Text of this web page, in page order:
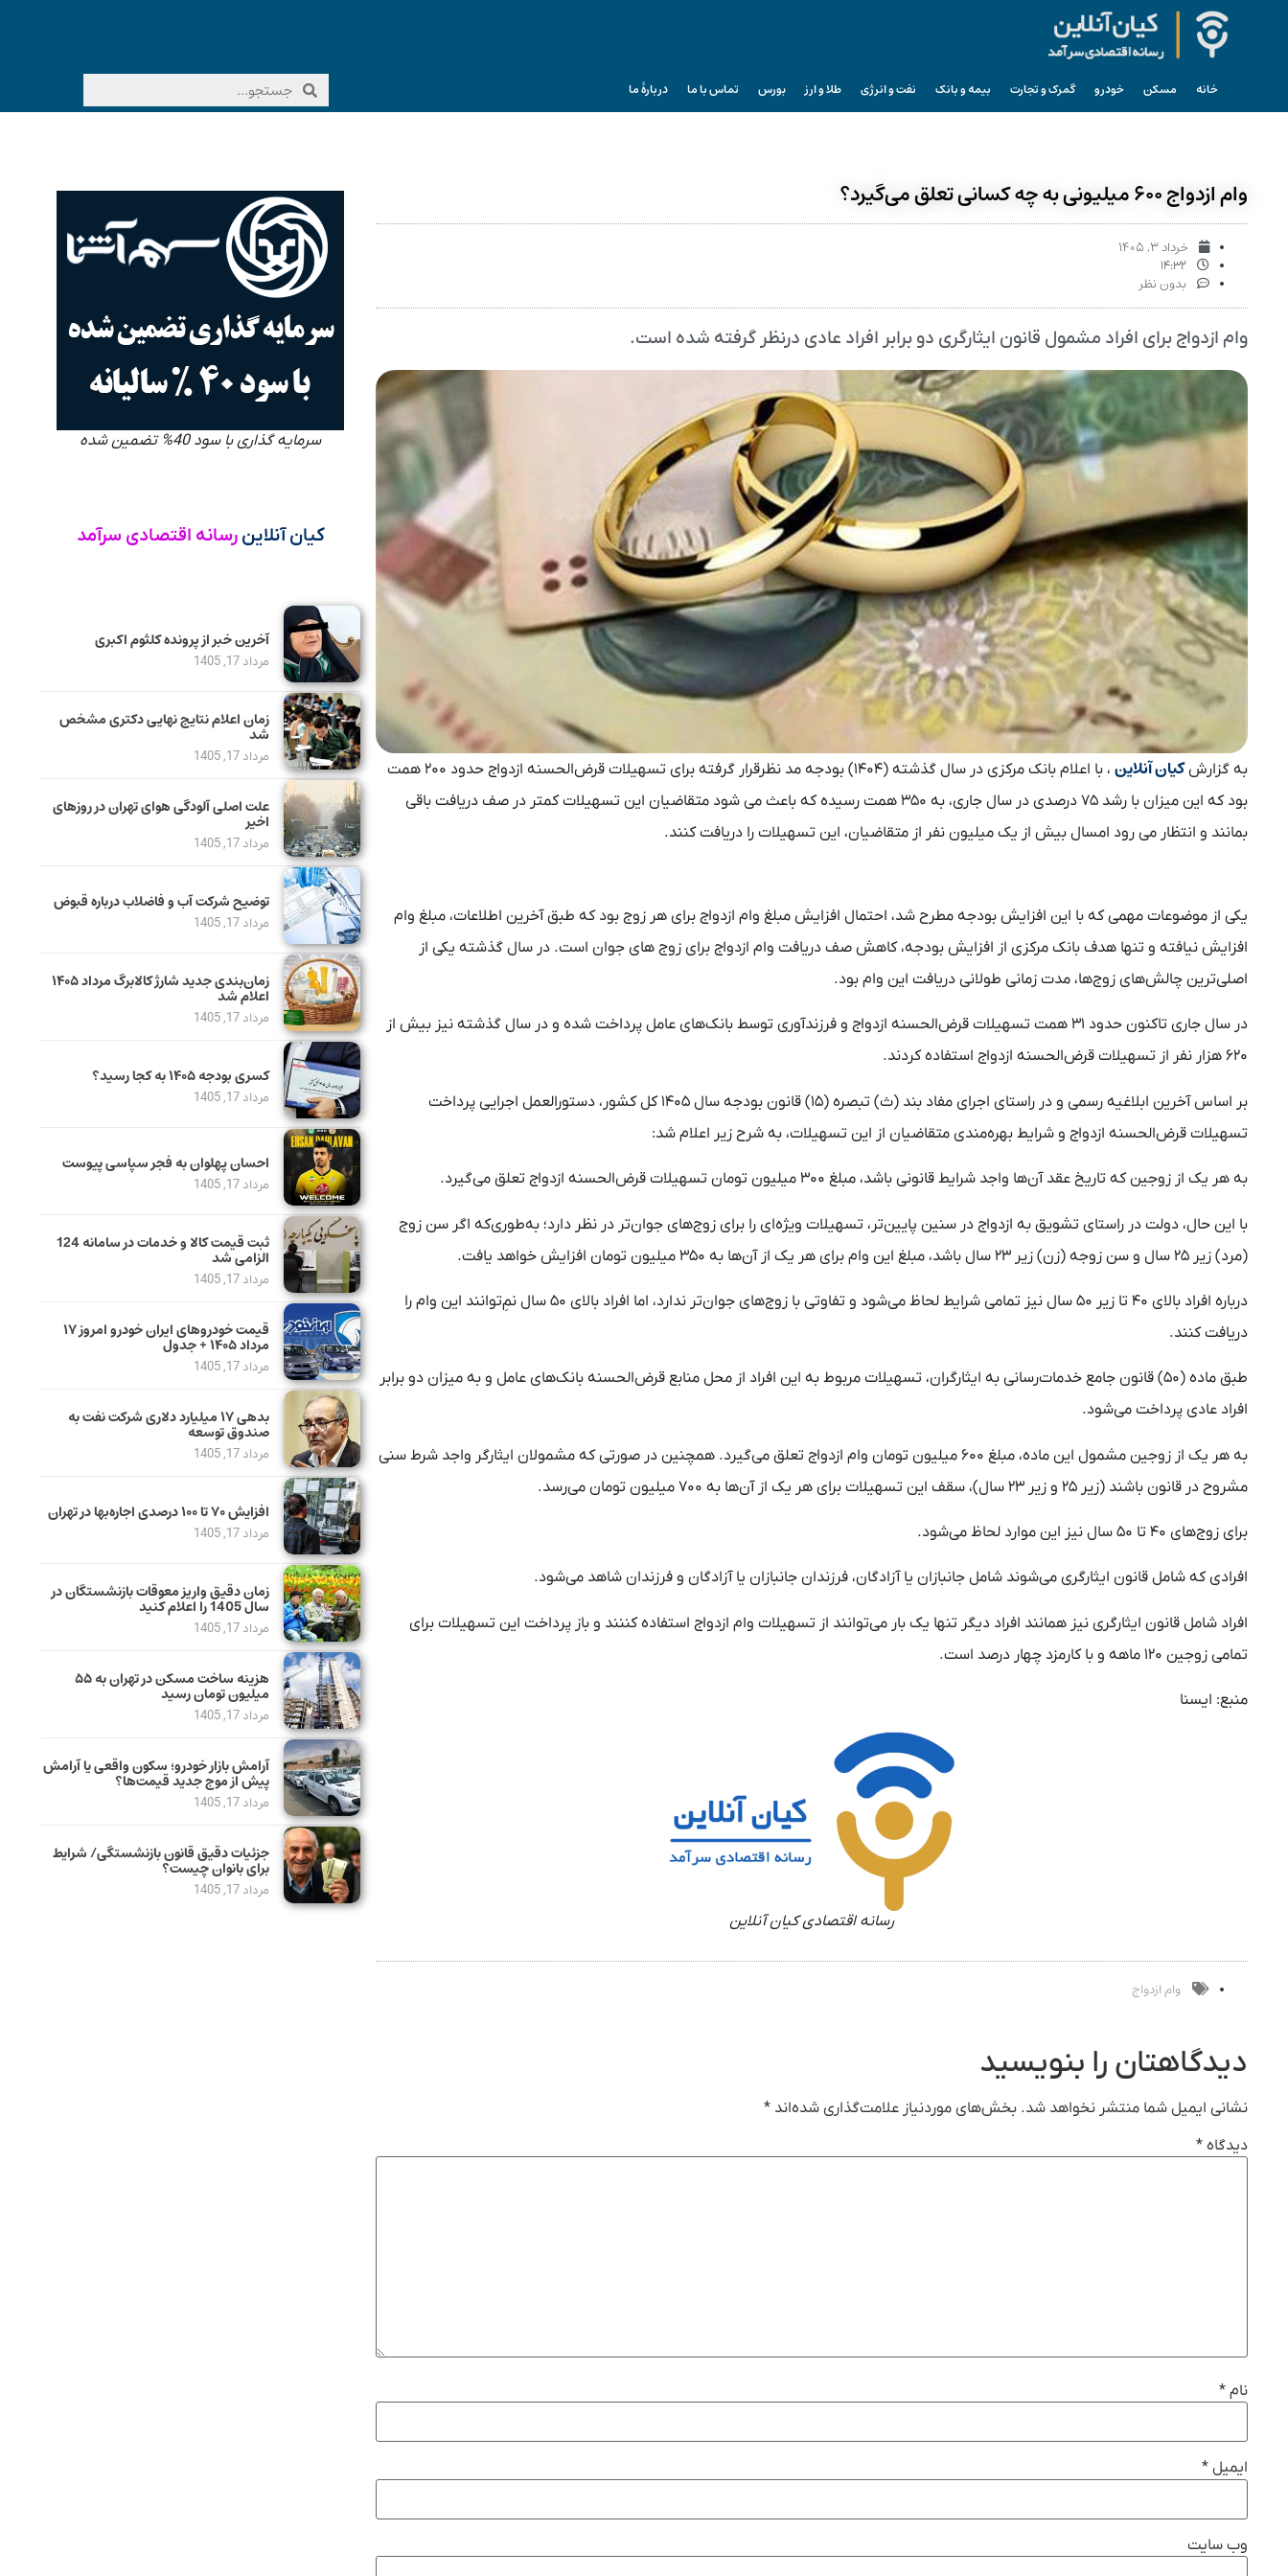
خانه مسکن خودرو گمرک و تجارت بیمه و بانک نفت و انرژی طلا و ارز بورس تماس با ما دربارۀ ما
وام ازدواج ۶۰۰ میلیونی به چه کسانی تعلق می‌گیرد؟
خرداد ۳, ۱۴۰۵
۱۴:۳۲
بدون نظر
وام ازدواج برای افراد مشمول قانون ایثارگری دو برابر افراد عادی درنظر گرفته شده است.
به گزارشکیان آنلاین
، با اعلام بانک مرکزی در سال گذشته (۱۴۰۴) بودجه مد نظرقرار گرفته برای تسهیلات قرض‌الحسنه ازدواج حدود ۲۰۰ همت
بود که این میزان با رشد ۷۵ درصدی در سال جاری، به ۳۵۰ همت رسیده که باعث می شود متقاضیان این تسهیلات کمتر در صف دریافت باقی
بمانند و انتظار می رود امسال بیش از یک میلیون نفر از متقاضیان، این تسهیلات را دریافت کنند.
یکی از موضوعات مهمی که با این افزایش بودجه مطرح شد، احتمال افزایش مبلغ وام ازدواج برای هر زوج بود که طبق آخرین اطلاعات، مبلغ وام
افزایش نیافته و تنها هدف بانک مرکزی از افزایش بودجه، کاهش صف دریافت وام ازدواج برای زوج های جوان است. در سال گذشته یکی از
اصلی‌ترین چالش‌های زوج‌ها، مدت زمانی طولانی دریافت این وام بود.
در سال جاری تاکنون حدود ۳۱ همت تسهیلات قرض‌الحسنه ازدواج و فرزندآوری توسط بانک‌های عامل پرداخت شده و در سال گذشته نیز بیش از
۶۲۰ هزار نفر از تسهیلات قرض‌الحسنه ازدواج استفاده کردند.
بر اساس آخرین ابلاغیه رسمی و در راستای اجرای مفاد بند (ث) تبصره (۱۵) قانون بودجه سال ۱۴۰۵ کل کشور، دستورالعمل اجرایی پرداخت
تسهیلات قرض‌الحسنه ازدواج و شرایط بهره‌مندی متقاضیان از این تسهیلات، به شرح زیر اعلام شد:
به هر یک از زوجین که تاریخ عقد آن‌ها واجد شرایط قانونی باشد، مبلغ ۳۰۰ میلیون تومان تسهیلات قرض‌الحسنه ازدواج تعلق می‌گیرد.
با این حال، دولت در راستای تشویق به ازدواج در سنین پایین‌تر، تسهیلات ویژه‌ای را برای زوج‌های جوان‌تر در نظر دارد؛ به‌طوری‌که اگر سن زوج
(مرد) زیر ۲۵ سال و سن زوجه (زن) زیر ۲۳ سال باشد، مبلغ این وام برای هر یک از آن‌ها به ۳۵۰ میلیون تومان افزایش خواهد یافت.
درباره افراد بالای ۴۰ تا زیر ۵۰ سال نیز تمامی شرایط لحاظ می‌شود و تفاوتی با زوج‌های جوان‌تر ندارد، اما افراد بالای ۵۰ سال نمِ‌توانند این وام را
دریافت کنند.
طبق ماده (۵۰) قانون جامع خدمات‌رسانی به ایثارگران، تسهیلات مربوط به این افراد از محل منابع قرض‌الحسنه بانک‌های عامل و به میزان دو برابر
افراد عادی پرداخت می‌شود.
به هر یک از زوجین مشمول این ماده، مبلغ ۶۰۰ میلیون تومان وام ازدواج تعلق می‌گیرد. همچنین در صورتی که مشمولان ایثارگر واجد شرط سنی
مشروح در قانون باشند (زیر ۲۵ و زیر ۲۳ سال)، سقف این تسهیلات برای هر یک از آن‌ها به ۷۰۰ میلیون تومان می‌رسد.
برای زوج‌های ۴۰ تا ۵۰ سال نیز این موارد لحاظ می‌شود.
افرادی که شامل قانون ایثارگری می‌شوند شامل جانبازان یا آزادگان، فرزندان جانبازان یا آزادگان و فرزندان شاهد می‌شود.
افراد شامل قانون ایثارگری نیز همانند افراد دیگر تنها یک بار می‌توانند از تسهیلات وام ازدواج استفاده کننند و باز پرداخت این تسهیلات برای
تمامی زوجین ۱۲۰ ماهه و با کارمزد چهار درصد است.
منبع: ایسنا
رسانه اقتصادی کیان آنلاین
وام ازدواج
دیدگاهتان را بنویسید
نشانی ایمیل شما منتشر نخواهد شد. بخش‌های موردنیاز علامت‌گذاری شده‌اند *
دیدگاه *
نام *
ایمیل *
وب‌ سایت
سرمایه گذاری با سود 40% تضمین شده
کیان آنلاین رسانه اقتصادی سرآمد
آخرین خبر از پرونده کلثوم اکبری
مرداد 17, 1405
زمان اعلام نتایج نهایی دکتری مشخص
شد
مرداد 17, 1405
علت اصلی آلودگی هوای تهران در روزهای
اخیر
مرداد 17, 1405
توضیح شرکت آب و فاضلاب درباره قبوض
مرداد 17, 1405
زمان‌بندی جدید شارژ کالابرگ مرداد ۱۴۰۵
اعلام شد
مرداد 17, 1405
کسری بودجه ۱۴۰۵ به کجا رسید؟
مرداد 17, 1405
احسان پهلوان به فجر سپاسی پیوست
مرداد 17, 1405
ثبت قیمت کالا و خدمات در سامانه 124
الزامی شد
مرداد 17, 1405
قیمت خودرو‌های ایران خودرو امروز ۱۷
مرداد ۱۴۰۵ + جدول
مرداد 17, 1405
بدهی ١٧ میلیارد دلاری شرکت نفت به
صندوق توسعه
مرداد 17, 1405
افزایش ۷۰ تا ۱۰۰ درصدی اجاره‌بها در تهران
مرداد 17, 1405
زمان دقیق واریز معوقات بازنشستگان در
سال 1405 را اعلام کنید
مرداد 17, 1405
هزینه ساخت مسکن در تهران به ۵۵
میلیون تومان رسید
مرداد 17, 1405
آرامش بازار خودرو؛ سکون واقعی یا آرامش
پیش از موج جدید قیمت‌ها؟
مرداد 17, 1405
جزئیات دقیق قانون بازنشستگی/ شرایط
برای بانوان چیست؟
مرداد 17, 1405